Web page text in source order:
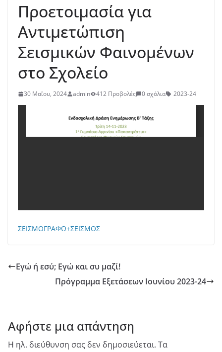
Προετοιμασία για
Αντιμετώπιση
Σεισμικών Φαινομένων
στο Σχολείο
30 Μαΐου, 2024 admin 412 Προβολές 0 σχόλια 2023-24
ΣΕΙΣΜΟΓΡΑΦΩ+ΣΕΙΣΜΟΣ
Εγώ ή εσύ; Εγώ και συ μαζί!
Πρόγραμμα Εξετάσεων Ιουνίου 2023-24
Αφήστε μια απάντηση
Η ηλ. διεύθυνση σας δεν δημοσιεύεται. Τα